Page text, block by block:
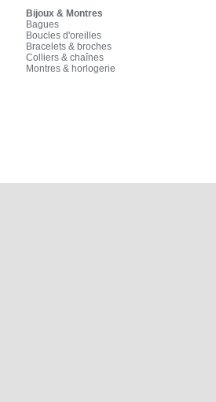
Bijoux & Montres
Bagues
Boucles d'oreilles
Bracelets & broches
Colliers & chaînes
Montres & horlogerie